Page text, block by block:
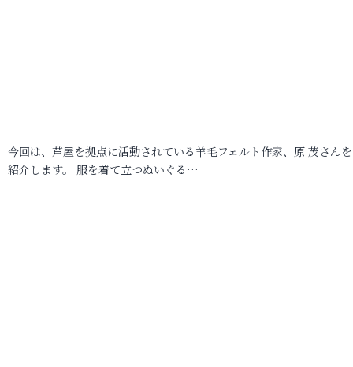
今回は、芦屋を拠点に活動されている羊毛フェルト作家、原 茂さん
紹介します。 服を着て立つぬいぐる…